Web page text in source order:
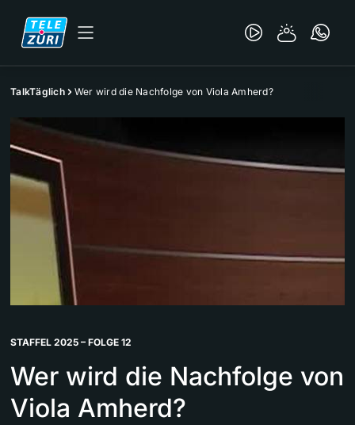
TalkTäglich Wer wird die Nachfolge von Viola Amherd?
STAFFEL 2025 – FOLGE 12
Wer wird die Nachfolge von
Viola Amherd?